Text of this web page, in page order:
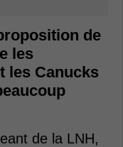
de
les
les Canucks
de la LNH,